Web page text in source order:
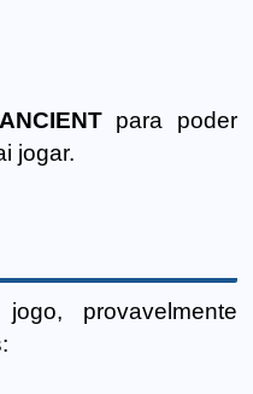
ANCIENTpara poder
jogar.
provavelmente